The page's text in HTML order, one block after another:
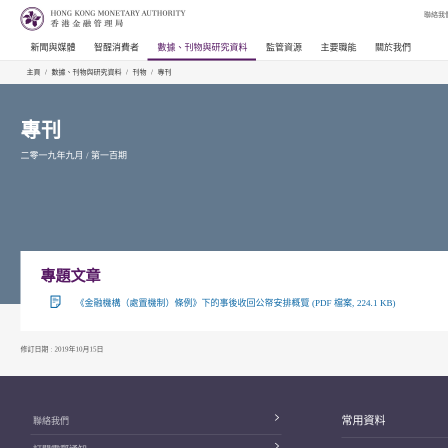
聯絡我
新聞與媒體 智醒消費者 數據、刊物與研究資料 監管資源 主要職能 關於我們
主頁 / 數據、刊物與研究資料 / 刊物 / 專刊
專刊
二零一九年九月 / 第一百期
專題文章
《金融機構（處置機制）條例》下的事後收回公帑安排概覽 (PDF 檔案, 224.1 KB)
修訂日期 : 2019年10月15日
聯絡我們 常用資料